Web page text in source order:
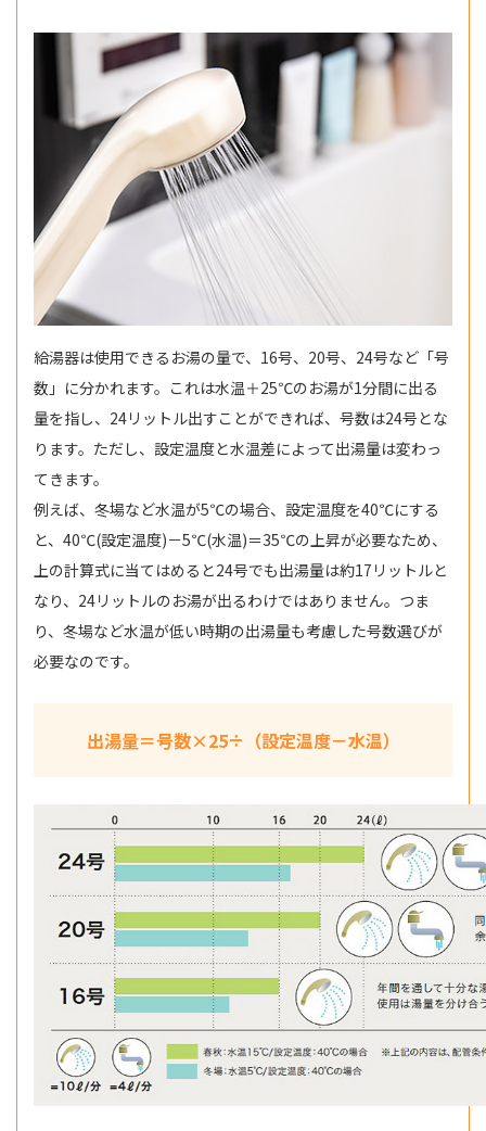
給湯器は使用できるお湯の量で、16号、20号、24号など「号
数」に分かれます。これは水温＋25℃のお湯が1分間に出る
量を指し、24リットル出すことができれば、号数は24号とな
ります。ただし、設定温度と水温差によって出湯量は変わっ
てきます。
例えば、冬場など水温が5℃の場合、設定温度を40℃にする
と、40℃(設定温度)－5℃(水温)＝35℃の上昇が必要なため、
上の計算式に当てはめると24号でも出湯量は約17リットルと
なり、24リットルのお湯が出るわけではありません。つま
り、冬場など水温が低い時期の出湯量も考慮した号数選びが
必要なのです。
出湯量＝号数×25÷（設定温度－水温）